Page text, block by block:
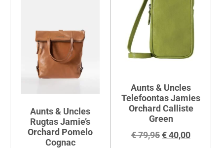
Aunts & Uncles
Rugtas Jamie’s
Orchard Pomelo
Cognac
Aunts & Uncles
Telefoontas Jamies
Orchard Calliste
Green
€79,95€40,00